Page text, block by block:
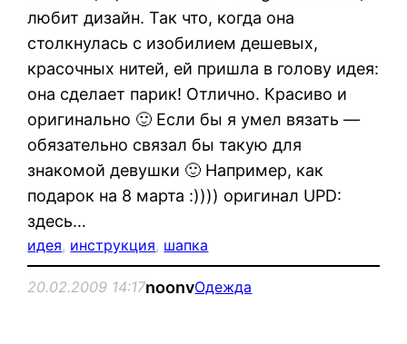
любит дизайн. Так что, когда она
столкнулась с изобилием дешевых,
красочных нитей, ей пришла в голову идея:
она сделает парик! Отлично. Красиво и
оригинально 🙂 Если бы я умел вязать —
обязательно связал бы такую для
знакомой девушки 🙂 Например, как
подарок на 8 марта :)))) оригинал UPD:
здесь…
идея, инструкция, шапка
20.02.2009 14:17noonvОдежда